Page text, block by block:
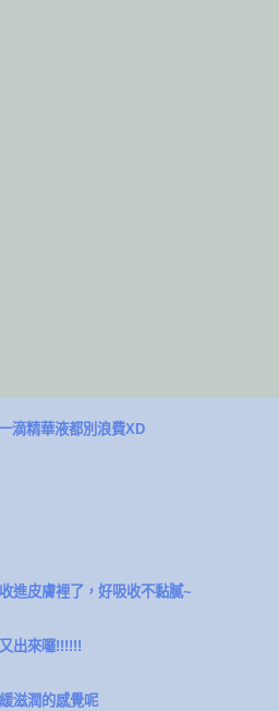
滴精華液都別浪費XD
進皮膚裡了，好吸收不黏膩~
出來囉!!!!!!
滋潤的感覺呢